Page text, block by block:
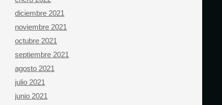
diciembre 2021
noviembre 2021
octubre 2021
septiembre 2021
agosto 2021
julio 2021
junio 2021